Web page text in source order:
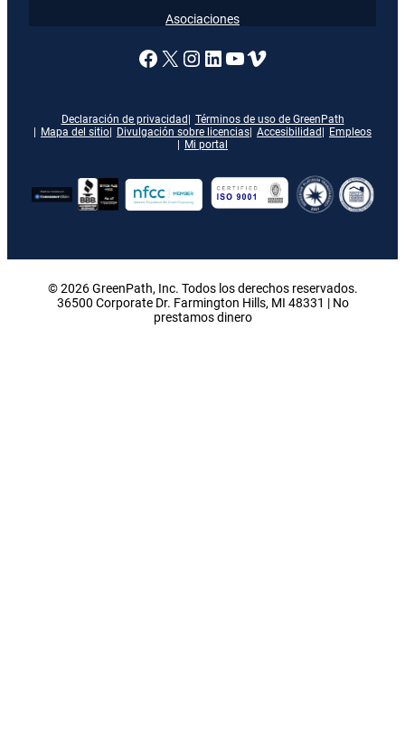
Declaración de privacidad
Términos de uso de GreenPath
Mapa del sitio
Divulgación sobre licencias Accesibilidad
Empleos
Mi portal
Enlace a nuestra página de
X Enlace a nuestra
Enlace a nuestra
Enlace a nuestra
Vimeo
Asociaciones
© 2026 GreenPath, Inc. Todos los derechos reservados.
36500 Corporate Dr. Farmington Hills, MI 48331 | No
prestamos dinero